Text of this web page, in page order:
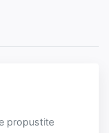
propustite